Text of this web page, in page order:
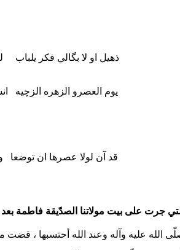
ذهيل او لا بگالي فكر يلباب
يوم العصرو الزهره الزچيه
قد آن لولا عصرها ان توضعا
الله عليه وآله وعند الله أحتسبها ،